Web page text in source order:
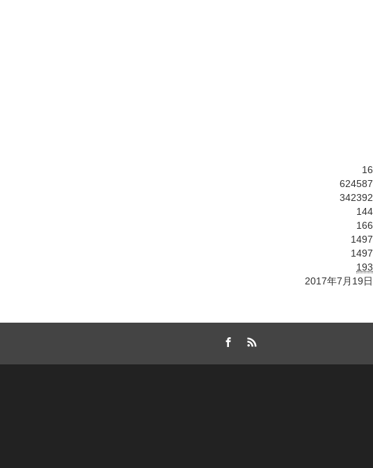
16
624587
342392
144
166
1497
1497
193
2017年7月19日